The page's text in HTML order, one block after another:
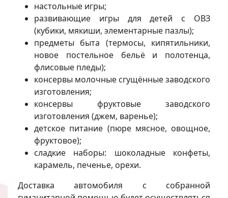
настольные игры;
развивающие игры для детей с ОВЗ
(кубики, мякиши, элементарные пазлы);
предметы быта (термосы, кипятильники,
новое постельное бельё и полотенца,
флисовые пледы);
консервы молочные сгущённые заводского
изготовления;
консервы фруктовые заводского
изготовления (джем, варенье);
детское питание (пюре мясное, овощное,
фруктовое);
сладкие наборы: шоколадные конфеты,
карамель, печенье, орехи.
Доставка автомобиля с собранной